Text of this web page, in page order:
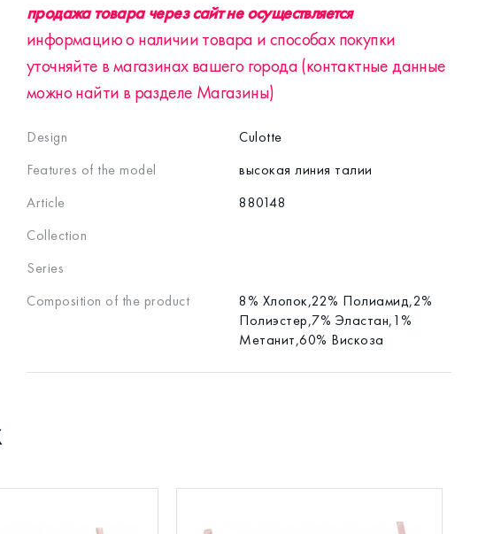
продажа товара через сайт не осуществляется
информацию о наличии товара и способах покупки
уточняйте в магазинах вашего города (контактные данные
можно найти в разделе Магазины)
Design
Culotte
Features of the model
высокая линия талии
Article
880148
Collection
Series
Composition of the product
8% Хлопок,22% Полиамид,2%
Полиэстер,7% Эластан,1%
Метанит,60% Вискоза